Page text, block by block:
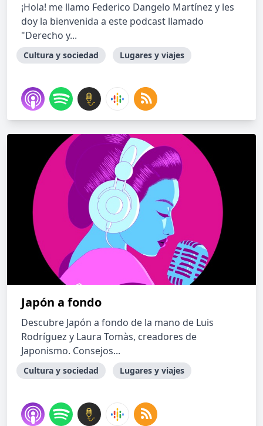
¡Hola! me llamo Federico Dangelo Martínez y les
doy la bienvenida a este podcast llamado
"Derecho y...
Cultura y sociedad Lugares y viajes
Japón a fondo
Descubre Japón a fondo de la mano de Luis
Rodríguez y Laura Tomàs, creadores de
Japonismo. Consejos...
Cultura y sociedad Lugares y viajes